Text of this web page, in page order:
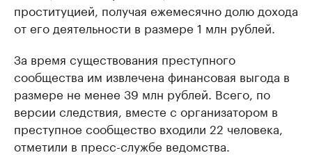
проституцией, получая ежемесячно долю дохода
от его деятельности в размере 1 млн рублей.
За время существования преступного
сообщества им извлечена финансовая выгода в
размере не менее 39 млн рублей. Всего, по
версии следствия, вместе с организатором в
преступное сообщество входили 22 человека,
отметили в пресс-службе ведомства.